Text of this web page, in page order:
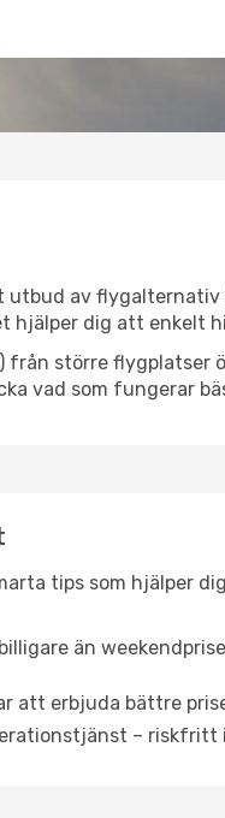
av
dig att enkelt
större flygplatser
vad som fungerar
tips som hjälper
än
att erbjuda bättre
– riskfritt